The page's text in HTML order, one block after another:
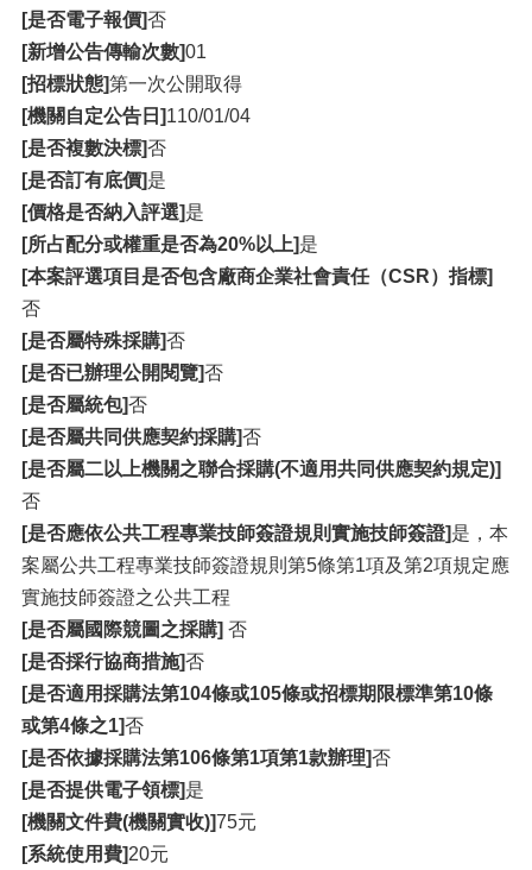
[是否電子報價]否
[新增公告傳輸次數]01
[招標狀態]第一次公開取得
[機關自定公告日]110/01/04
[是否複數決標]否
[是否訂有底價]是
[價格是否納入評選]是
[所占配分或權重是否為20%以上]是
[本案評選項目是否包含廠商企業社會責任（CSR）指標]
否
[是否屬特殊採購]否
[是否已辦理公開閱覽]否
[是否屬統包]否
[是否屬共同供應契約採購]否
[是否屬二以上機關之聯合採購(不適用共同供應契約規定)]
否
[是否應依公共工程專業技師簽證規則實施技師簽證]是，本
案屬公共工程專業技師簽證規則第5條第1項及第2項規定應
實施技師簽證之公共工程
[是否屬國際競圖之採購] 否
[是否採行協商措施]否
[是否適用採購法第104條或105條或招標期限標準第10條
或第4條之1]否
[是否依據採購法第106條第1項第1款辦理]否
[是否提供電子領標]是
[機關文件費(機關實收)]75元
[系統使用費]20元